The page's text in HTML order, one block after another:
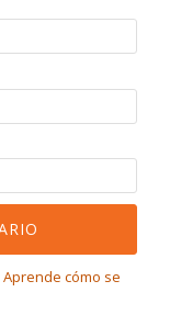
Aprende cómo se